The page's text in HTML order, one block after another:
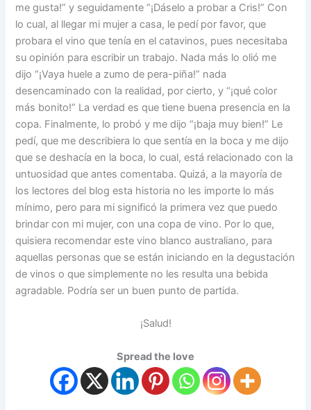
me gusta!” y seguidamente “¡Dáselo a probar a Cris!” Con
lo cual, al llegar mi mujer a casa, le pedí por favor, que
probara el vino que tenía en el catavinos, pues necesitaba
su opinión para escribir un trabajo. Nada más lo olió me
dijo “¡Vaya huele a zumo de pera-piña!” nada
desencaminado con la realidad, por cierto, y “¡qué color
más bonito!” La verdad es que tiene buena presencia en la
copa. Finalmente, lo probó y me dijo “¡baja muy bien!” Le
pedí, que me describiera lo que sentía en la boca y me dijo
que se deshacía en la boca, lo cual, está relacionado con la
untuosidad que antes comentaba. Quizá, a la mayoría de
los lectores del blog esta historia no les importe lo más
mínimo, pero para mi significó la primera vez que puedo
brindar con mi mujer, con una copa de vino. Por lo que,
quisiera recomendar este vino blanco australiano, para
aquellas personas que se están iniciando en la degustación
de vinos o que simplemente no les resulta una bebida
agradable. Podría ser un buen punto de partida.
¡Salud!
Spread the love